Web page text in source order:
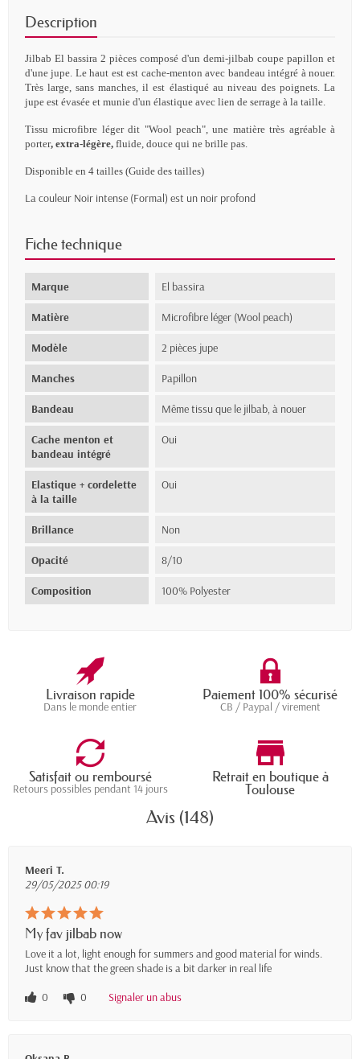
Description
Jilbab El bassira 2 pièces composé d'un demi-jilbab coupe papillon et
d'une jupe. Le haut estest cache-menton avec bandeau intégré à nouer.
Très large, sans manches, il est élastiqué au niveau des poignets. La
jupe est évasée et munie d'un élastique avec lien de serrage à la taille.
Tissu microfibre léger dit "Wool peach", une matièretrès agréable à
porter, extra-légère, fluide, douce qui ne brille pas.
Disponible en 4 tailles (Guide des tailles)
La couleur Noir intense (Formal) est un noir profond
Fiche technique
Marque El bassira
Matière Microfibre léger (Wool peach)
Modèle 2 pièces jupe
Manches Papillon
Bandeau Même tissu que le jilbab, à nouer
Cache menton et
bandeau intégré
Oui
Elastique + cordelette
à la taille
Oui
Brillance Non
Opacité 8/10
Composition 100% Polyester
Livraison rapide
Dans le monde entier
Paiement 100% sécurisé
CB / Paypal / virement
Satisfait ou remboursé
Retours possibles pendant 14 jours
Retrait en boutique à
Toulouse
Avis (148)
Meeri T.
29/05/2025 00:19
My fav jilbab now
Love it a lot, light enough for summers and good material for winds.
Just know that the green shade is a bit darker in real life
0
0 Signaler un abus